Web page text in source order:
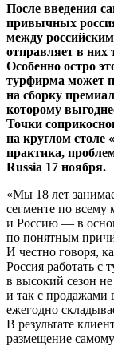
После введения
привычных
между
отправляет в них
Особенно остро
турфирма может
на сборку
которому
Точки
на круглом столе
практика,
Russia 17 ноября.
«Мы 18 лет
сегменте по всему
и Россию — в
по понятным
И честно говоря,
Россия работать с
в высокий сезон
и так с продажами
ежегодно
В результате
размещение